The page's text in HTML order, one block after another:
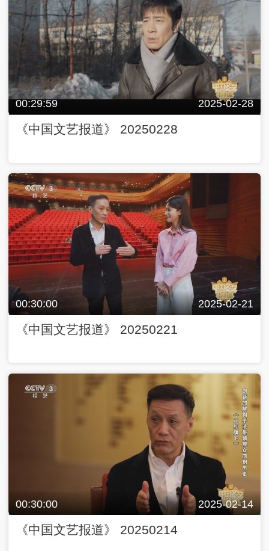
00:29:59 2025-02-28
《中国文艺报道》 20250228
00:30:00 2025-02-21
《中国文艺报道》 20250221
00:30:00 2025-02-14
《中国文艺报道》 20250214